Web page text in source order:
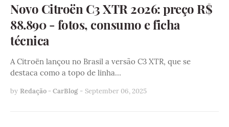
Novo Citroën C3 XTR 2026: preço R$
88.890 - fotos, consumo e ficha
técnica
A Citroën lançou no Brasil a versão C3 XTR, que se
destaca como a topo de linha…
by Redação - CarBlog - September 06, 2025